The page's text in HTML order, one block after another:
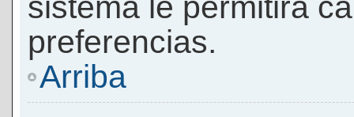
preferencias.
Arriba